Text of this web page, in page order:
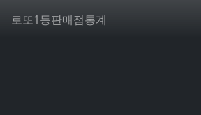
로또1등판매점통계